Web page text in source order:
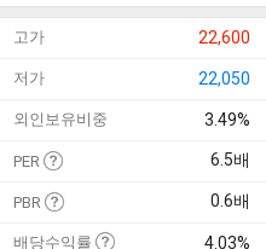
고가 22,600
저가 22,050
외인보유비중 3.49%
PER 6.5배
PBR 0.6배
배당수익률 4.03%